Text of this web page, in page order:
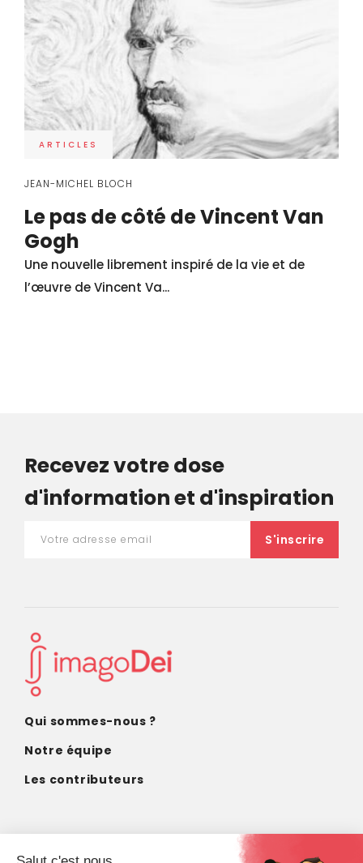
ARTICLES
JEAN-MICHEL BLOCH
Le pas de côté de Vincent Van
Gogh
Une nouvelle librement inspiré de la vie et de
l’œuvre de Vincent Va...
Recevez votre dose
d'information et d'inspiration
Qui sommes-nous ?
Notre équipe
Les contributeurs